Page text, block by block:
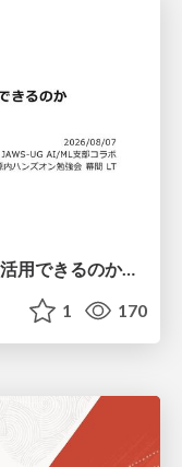
ガバメント AI 源内を地方自治体は活用できるのか 可能性と課題、期待について
1 170